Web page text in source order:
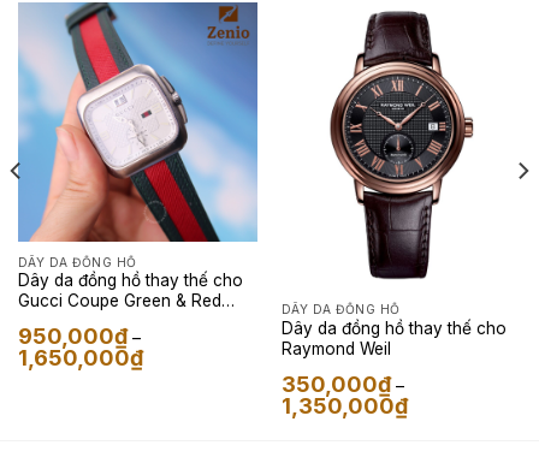
DÂY DA ĐỒNG HỒ
Dây da đồng hồ thay thế cho
Gucci Coupe Green & Red
950,000₫ –
1,650,000₫Khoảng
giá:
DÂY DA ĐỒNG HỒ
Dây da đồng hồ thay thế cho
Raymond Weil
350,000₫ –
1,350,000₫Khoảng
giá: